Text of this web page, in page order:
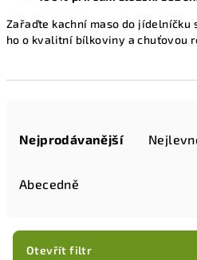
Zařaďte kachní maso do jídelníčku
ho o kvalitní bílkoviny a chuťovou
Nejprodávanější
Abecedně
Otevřít filtr